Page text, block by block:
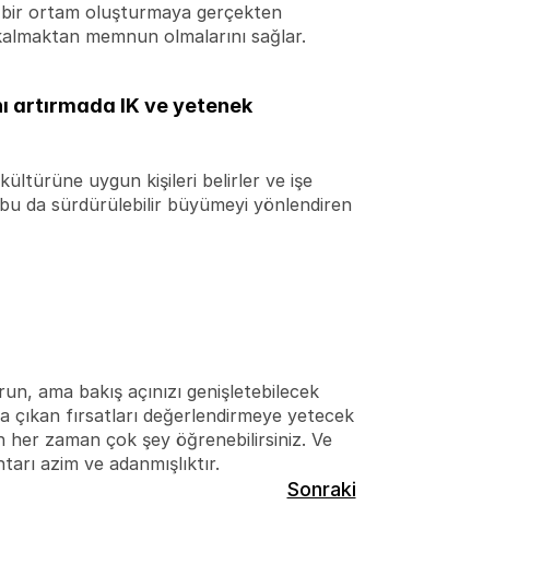
ortam oluşturmaya gerçekten
memnun olmalarını sağlar.
artırmada IK ve yetenek
uygun kişileri belirler ve işe
da sürdürülebilir büyümeyi yönlendiren
ama bakış açınızı genişletebilecek
çıkan fırsatları değerlendirmeye yetecek
her zaman çok şey öğrenebilirsiniz. Ve
azim ve adanmışlıktır.
Sonraki